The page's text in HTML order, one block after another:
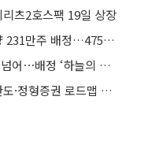
츠2호스팩 19일 상장
미래에셋증권, 스페이스X IPO 물량 231만주 배정…4751억원 규모
스페이스X IPO, 개인 주문 1천억$ 넘어⋯배정 ‘하늘의 별따기’
STO 하위법규 예상안, 풀링·거래한도·정형증권 로드맵 제시